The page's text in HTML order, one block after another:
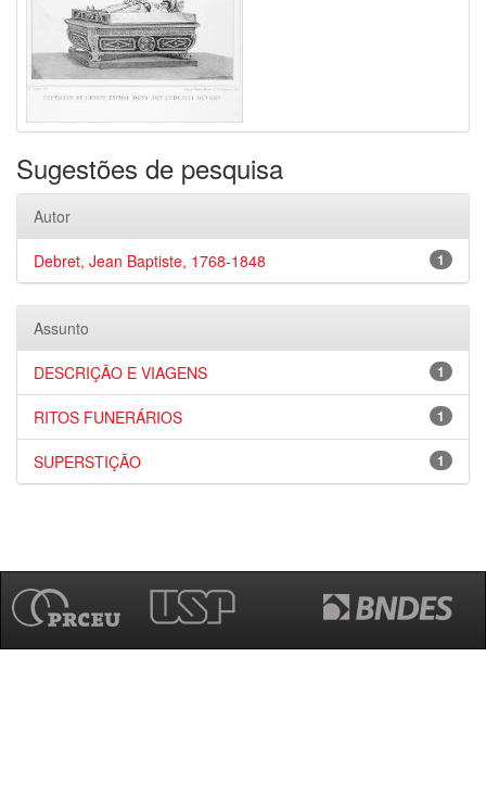
Sugestões de pesquisa
Autor
1
Debret, Jean Baptiste, 1768-1848
Assunto
1
DESCRIÇÃO E VIAGENS
1
RITOS FUNERÁRIOS
1
SUPERSTIÇÃO